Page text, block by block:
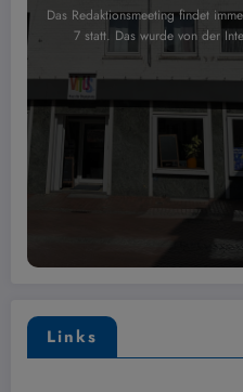
Das Redaktionsmeeting findet
7 statt. Das wurde von der
Links